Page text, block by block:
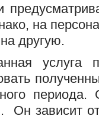
на
другую.
услуга
периода.
Он зависит